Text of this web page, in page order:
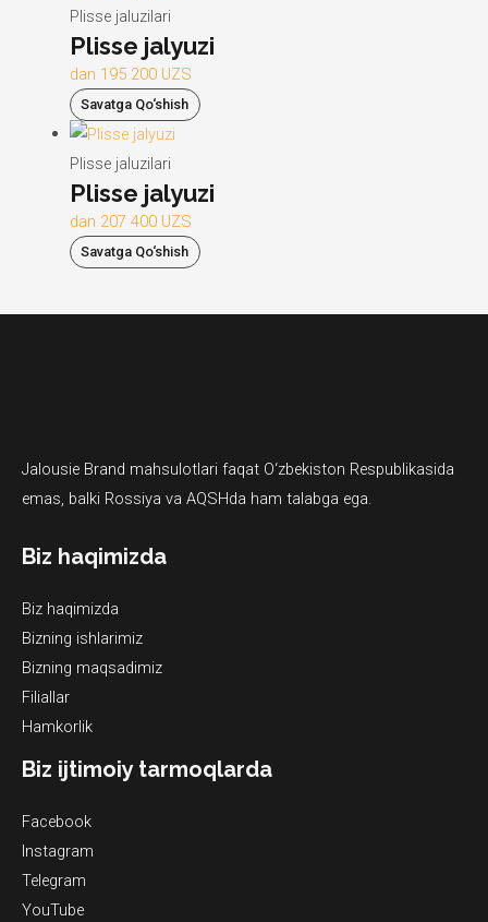
Plisse jaluzilari
Plisse jalyuzi
dan 195 200 UZS
Savatga Qo‘shish
Plisse jaluzilari
Plisse jalyuzi
dan 207 400 UZS
Savatga Qo‘shish
Jalousie Brand mahsulotlari faqat O‘zbekiston Respublikasida
emas, balki Rossiya va AQSHda ham talabga ega.
Biz haqimizda
Biz haqimizda
Bizning ishlarimiz
Bizning maqsadimiz
Filiallar
Hamkorlik
Biz ijtimoiy tarmoqlarda
Facebook
Instagram
Telegram
YouTube